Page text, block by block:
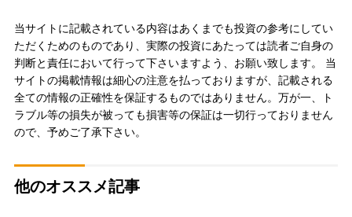
当サイトに記載されている内容はあくまでも投資の参考にしてい
ただくためのものであり、実際の投資にあたっては読者ご自身の
判断と責任において行って下さいますよう、お願い致します。 当
サイトの掲載情報は細心の注意を払っておりますが、記載される
全ての情報の正確性を保証するものではありません。万が一、ト
ラブル等の損失が被っても損害等の保証は一切行っておりません
ので、予めご了承下さい。
他のオススメ記事